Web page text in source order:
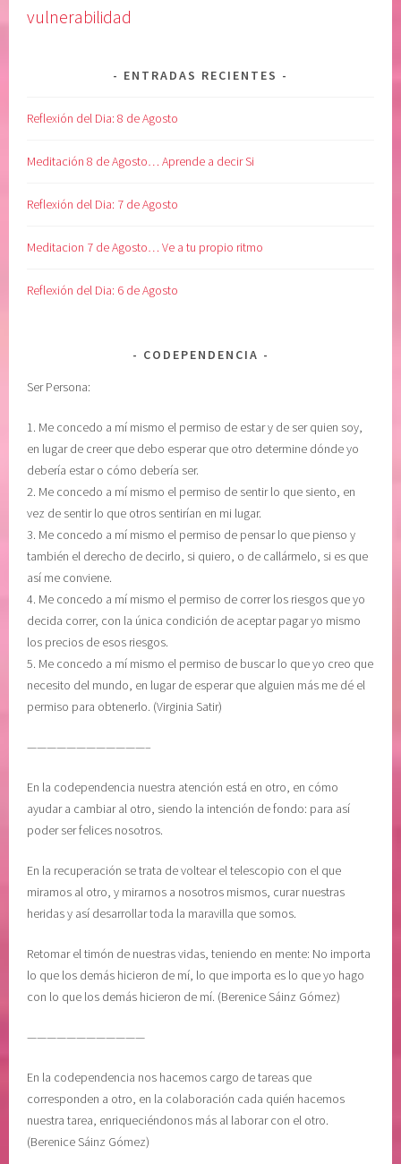
vulnerabilidad
ENTRADAS RECIENTES
Reflexión del Dia: 8 de Agosto
Meditación 8 de Agosto… Aprende a decir Si
Reflexión del Dia: 7 de Agosto
Meditacion 7 de Agosto… Ve a tu propio ritmo
Reflexión del Dia: 6 de Agosto
CODEPENDENCIA
Ser Persona:
1. Me concedo a mí mismo el permiso de estar y de ser quien soy,
en lugar de creer que debo esperar que otro determine dónde yo
debería estar o cómo debería ser.
2. Me concedo a mí mismo el permiso de sentir lo que siento, en
vez de sentir lo que otros sentirían en mi lugar.
3. Me concedo a mí mismo el permiso de pensar lo que pienso y
también el derecho de decirlo, si quiero, o de callármelo, si es que
así me conviene.
4. Me concedo a mí mismo el permiso de correr los riesgos que yo
decida correr, con la única condición de aceptar pagar yo mismo
los precios de esos riesgos.
5. Me concedo a mí mismo el permiso de buscar lo que yo creo que
necesito del mundo, en lugar de esperar que alguien más me dé el
permiso para obtenerlo. (Virginia Satir)
————————————–
En la codependencia nuestra atención está en otro, en cómo
ayudar a cambiar al otro, siendo la intención de fondo: para así
poder ser felices nosotros.
En la recuperación se trata de voltear el telescopio con el que
miramos al otro, y mirarnos a nosotros mismos, curar nuestras
heridas y así desarrollar toda la maravilla que somos.
Retomar el timón de nuestras vidas, teniendo en mente: No importa
lo que los demás hicieron de mí, lo que importa es lo que yo hago
con lo que los demás hicieron de mí. (Berenice Sáinz Gómez)
————————————
En la codependencia nos hacemos cargo de tareas que
corresponden a otro, en la colaboración cada quién hacemos
nuestra tarea, enriqueciéndonos más al laborar con el otro.
(Berenice Sáinz Gómez)